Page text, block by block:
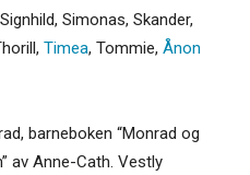
Signhild, Simonas, Skander,
, Timea, Tommie, Ånon
barneboken “Monrad og
av Anne-Cath. Vestly